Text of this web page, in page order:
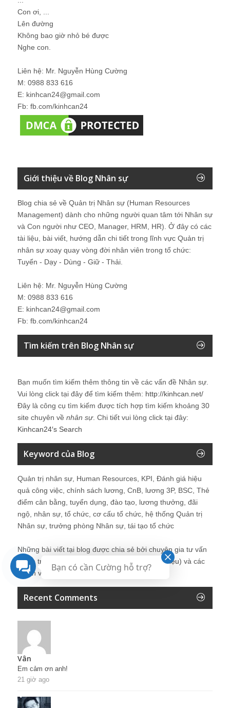
Con ơi, ...
Lên đường
Không bao giờ nhỏ bé được
Nghe con.
Liên hệ: Mr. Nguyễn Hùng Cường
M: 0988 833 616
E: kinhcan24@gmail.com
Fb: fb.com/kinhcan24
Giới thiệu về Blog Nhân sự
Blog chia sẻ về Quản trị Nhân sự (Human Resources
Management) dành cho những người quan tâm tới Nhân sự
và Con người như CEO, Manager, HRM, HR). Ở đây có các
tài liệu, bài viết, hướng dẫn chi tiết trong lĩnh vực Quản trị
nhân sự xoay quay vòng đời nhân viên trong tổ chức:
Tuyển - Dạy - Dùng - Giữ - Thải.
Liên hệ: Mr. Nguyễn Hùng Cường
M: 0988 833 616
E: kinhcan24@gmail.com
Fb: fb.com/kinhcan24
Tìm kiếm trên Blog Nhân sự
Bạn muốn tìm kiếm thêm thông tin về các vấn đề Nhân sự
Vui lòng click tại đây để tìm kiếm thêm: http://kinhcan.net/
Đây là công cụ tìm kiếm được tích hợp tìm kiếm khoảng 30
site chuyên về nhân sự. Chi tiết vui lòng click tại đây:
Kinhcan24′s Search
Keyword của Blog
Quản trị nhân sự, Human Resources, KPI, Đánh giá hiệu
quả công việc, chính sách lương, CnB, lương 3P, BSC, Thẻ
điểm cân bằng, tuyển dụng, đào tạo, lương thưởng, đãi
ngộ, nhân sự, tổ chức, cơ cấu tổ chức, hệ thống Quản trị
Nhân sự, trưởng phòng Nhân sự, tái tạo tổ chức
Những bài viết tại blog được chia sẻ bởi chuyên gia tư vấn
Quản trị Nhân sự Nguyễn Hùng Cường (
giới thiệu) và các
thành viên khác trong cộng đồng Nhân sự.
Recent Comments
Vân
Em cảm ơn anh!
21 giờ ago
Bạn có cần Cường hỗ trợ?